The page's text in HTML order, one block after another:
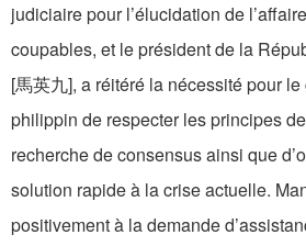
judiciaire pour l’élucidation de
coupables, et le président de la
[馬英九], a réitéré la nécessité pour
philippin de respecter les principes
recherche de consensus ainsi que
solution rapide à la crise actuelle.
positivement à la demande